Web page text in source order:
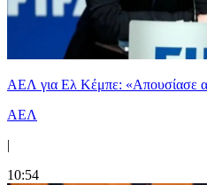
ΑΕΛ για Ελ Κέμπε: «Απουσίασε
ΑΕΛ
|
10:54